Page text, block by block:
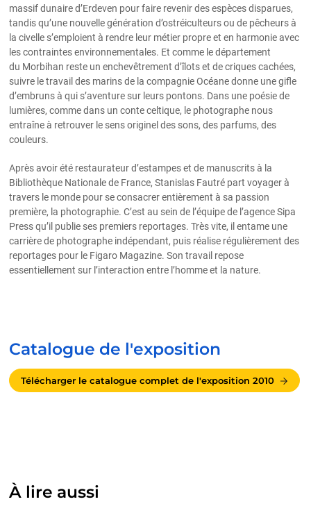
massif dunaire d’Erdeven pour faire revenir des espèces disparues,
tandis qu’une nouvelle génération d’ostréiculteurs ou de pêcheurs à
la civelle s’emploient à rendre leur métier propre et en harmonie avec
les contraintes environnementales. Et comme le département
du Morbihan reste un enchevêtrement d’îlots et de criques cachées,
suivre le travail des marins de la compagnie Océane donne une gifle
d’embruns à qui s’aventure sur leurs pontons. Dans une poésie de
lumières, comme dans un conte celtique, le photographe nous
entraîne à retrouver le sens originel des sons, des parfums, des
couleurs.
Après avoir été restaurateur d’estampes et de manuscrits à la
Bibliothèque Nationale de France, Stanislas Fautré part voyager à
travers le monde pour se consacrer entièrement à sa passion
première, la photographie. C’est au sein de l’équipe de l’agence Sipa
Press qu’il publie ses premiers reportages. Très vite, il entame une
carrière de photographe indépendant, puis réalise régulièrement des
reportages pour le Figaro Magazine. Son travail repose
essentiellement sur l’interaction entre l’homme et la nature.
Catalogue de l'exposition
Télécharger le catalogue complet de l'exposition 2010
À lire aussi